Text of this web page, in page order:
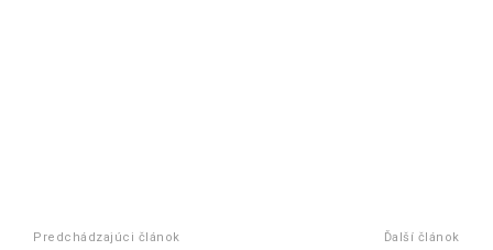
Predchádzajúci článok Ďalší článok